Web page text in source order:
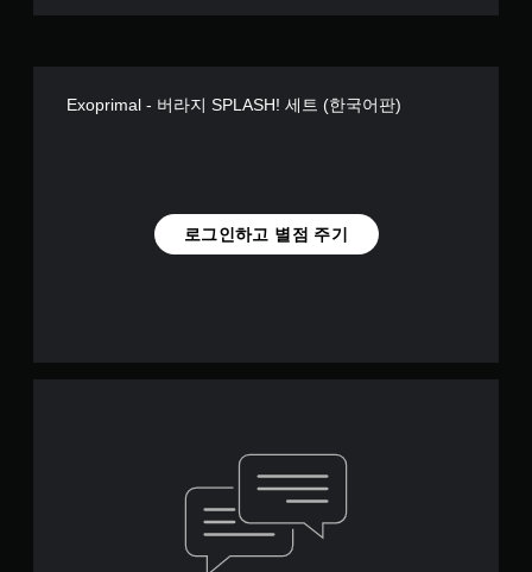
Exoprimal - 버라지 SPLASH! 세트 (한국어판)
로그인하고 별점 주기